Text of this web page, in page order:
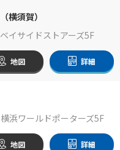
横須賀）
イサイドストアーズ5F
地図 詳細
浜ワールドポーターズ5F
地図 詳細